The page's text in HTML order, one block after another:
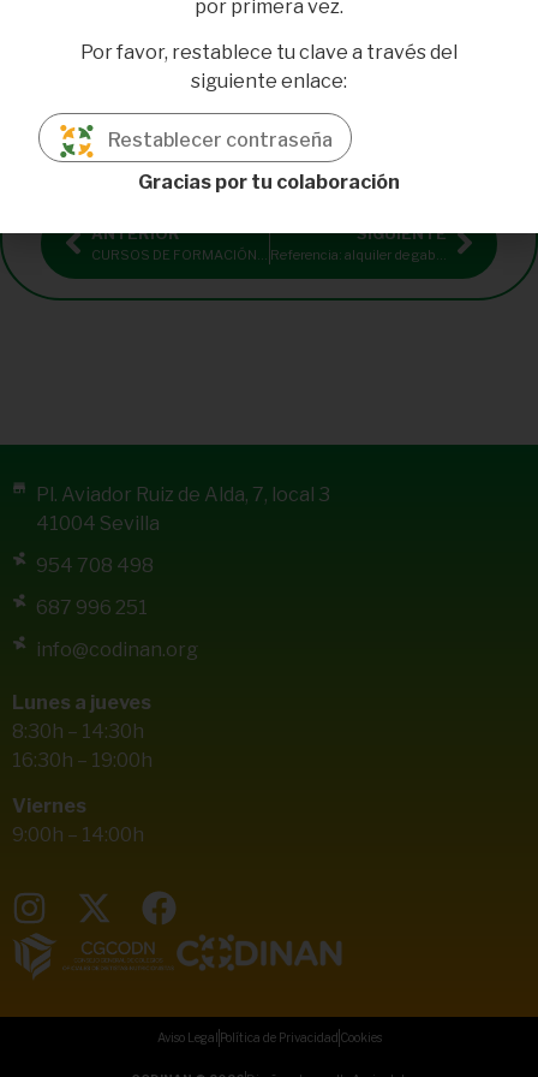
https://www.upo.es/formacionpermanente/cursos-
de-verano/alimentacion-movimiento-y-
saludable-13a-edicion/
ANTERIOR SIGUIENTE
Pl. Aviador Ruiz de Alda, 7, local 3
41004 Sevilla
954 708 498
687 996 251
info@codinan.org
Lunes a jueves
8:30h – 14:30h
16:30h – 19:00h
Viernes
9:00h – 14:00h
Aviso Legal Política de Privacidad Cookies
por primera vez.
Por favor, restablece tu clave a través del
siguiente enlace:
Restablecer contraseña
Gracias por tu colaboración